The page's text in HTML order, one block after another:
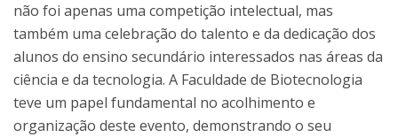
não foi apenas uma competição intelectual, mas
também uma celebração do talento e da dedicação dos
alunos do ensino secundário interessados nas áreas da
ciência e da tecnologia. A Faculdade de Biotecnologia
teve um papel fundamental no acolhimento e
organização deste evento, demonstrando o seu